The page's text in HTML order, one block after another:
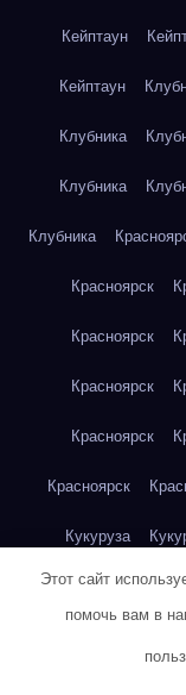
Кейптаун
Кейптаун
Клубника
Клубника
Клубника
Красноярск
Красноярск
Красноярск
Красноярск
Красноярск
Кукуруза
Кукуруза
Этот сайт
помочь вам в